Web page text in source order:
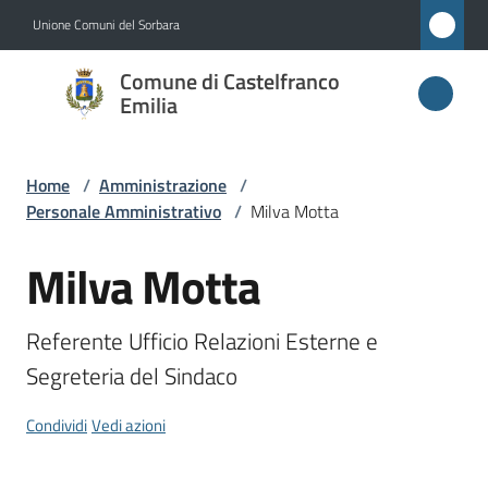
Unione Comuni del Sorbara
Comune di Castelfranco
Emilia
Comune di
Castelfranco
Novità
Servizi
Castelfranco
Home / Amministrazione /
Personale Amministrativo / Milva Motta
Salta al contenuto
Milva Motta
Referente Ufficio Relazioni Esterne e
Segreteria del Sindaco
CondividiVedi azioni